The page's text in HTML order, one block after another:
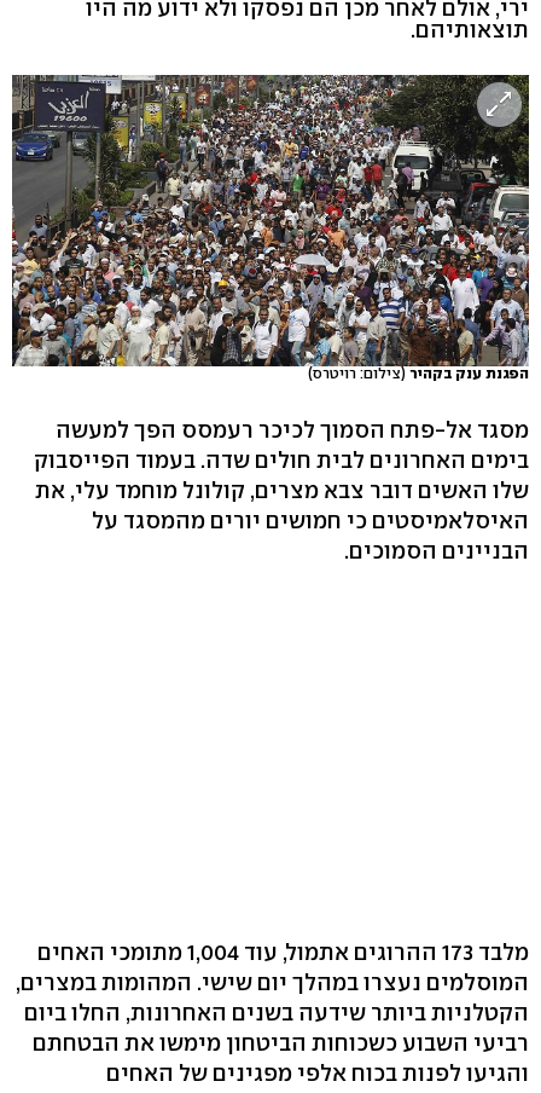
ירי, אולם לאחר מכן הם נפסקו ולא ידוע מה היו
תוצאותיהם.
הפגנת ענק בקהיר (צילום: רויטרס)
מסגד אל-פתח הסמוך לכיכר רעמסס הפך למעשה
בימים האחרונים לבית חולים שדה. בעמוד הפייסבוק
שלו האשים דובר צבא מצרים, קולונל מוחמד עלי, את
האיסלאמיסטים כי חמושים יורים מהמסגד על
הבניינים הסמוכים.
מלבד 173 ההרוגים אתמול, עוד 1,004 מתומכי האחים
המוסלמים נעצרו במהלך יום שישי. המהומות במצרים,
הקטלניות ביותר שידעה בשנים האחרונות, החלו ביום
רביעי השבוע כשכוחות הביטחון מימשו את הבטחתם
והגיעו לפנות בכוח אלפי מפגינים של האחים